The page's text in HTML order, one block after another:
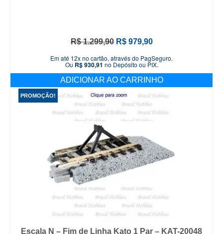
R$1.299,90 O
original
era:
R$ 1.299,90.
R$979,90O
atual
é:
R$ 979,90.
Em até 12x no cartão, através do PagSeguro.
Ou R$930,91 no Depósito ou PIX.
ADICIONAR AO CARRINHO
PROMOÇÃO!
Escala N – Fim de Linha Kato 1 Par – KAT-20048